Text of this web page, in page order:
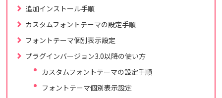
追加インストール手順
カスタムフォントテーマの設定手順
フォントテーマ個別表示設定
プラグインバージョン3.0以降の使い方
カスタムフォントテーマの設定手順
フォントテーマ個別表示設定